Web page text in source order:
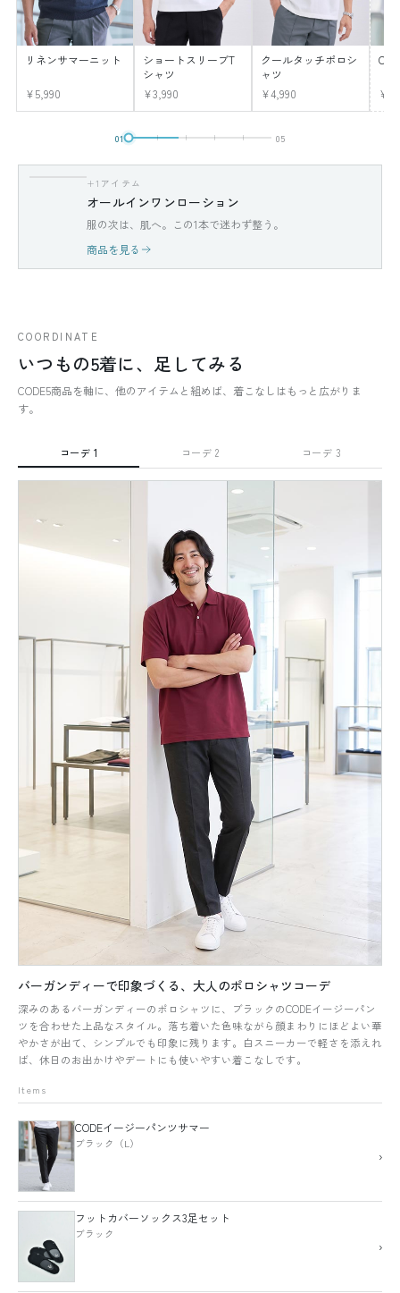
リネンサマーニット
¥5,990
ショートスリーブT
シャツ
¥3,990
クールタッチポロシ
ャツ
¥4,990
01 05
+1アイテム
オールインワンローション
服の次は、肌へ。この1本で迷わず整う。
商品を見る
COORDINATE
いつもの5着に、足してみる
CODE5商品を軸に、他のアイテムと組めば、着こなしはもっと広がりま
す。
コーデ 1 コーデ 2 コーデ 3
バーガンディーで印象づくる、大人のポロシャツコーデ
深みのあるバーガンディーのポロシャツに、ブラックのCODEイージーパン
ツを合わせた上品なスタイル。落ち着いた色味ながら顔まわりにほどよい華
やかさが出て、シンプルでも印象に残ります。白スニーカーで軽さを添えれ
ば、休日のお出かけやデートにも使いやすい着こなしです。
Items
CODEイージーパンツサマー
ブラック（L）
›
フットカバーソックス3足セット
ブラック
›